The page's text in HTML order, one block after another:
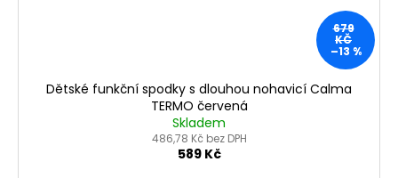
679
KČ
–13 %
Dětské funkční spodky s dlouhou nohavicí Calma
TERMO červená
Skladem
486,78 Kč bez DPH
589 Kč